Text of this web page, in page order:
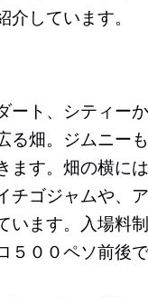
介しています。
ート、シティー
る畑。ジムニー
ます。畑の横に
チゴジャムや、
います。入場料
５００ペソ前後